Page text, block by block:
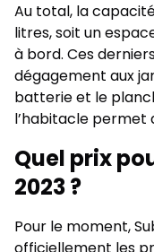
Au total, la
litres, soit un
à bord. Ces
dégagement aux
batterie et le
l’habitacle permet
Quel prix
2023 ?
Pour le moment,